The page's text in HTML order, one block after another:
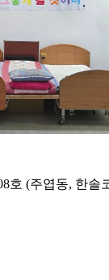
호 (주엽동, 한솔